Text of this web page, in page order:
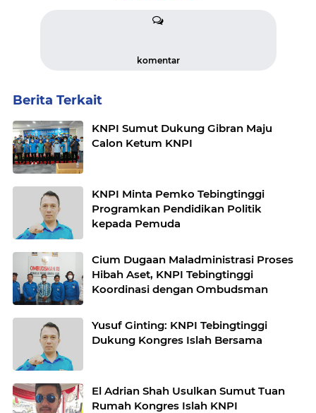
komentar
Berita Terkait
KNPI Sumut Dukung Gibran Maju
Calon Ketum KNPI
KNPI Minta Pemko Tebingtinggi
Programkan Pendidikan Politik
kepada Pemuda
Cium Dugaan Maladministrasi Proses
Hibah Aset, KNPI Tebingtinggi
Koordinasi dengan Ombudsman
Yusuf Ginting: KNPI Tebingtinggi
Dukung Kongres Islah Bersama
El Adrian Shah Usulkan Sumut Tuan
Rumah Kongres Islah KNPI